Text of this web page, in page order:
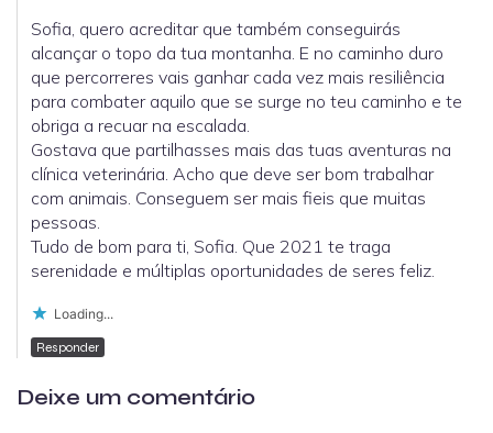
Sofia, quero acreditar que também conseguirás
alcançar o topo da tua montanha. E no caminho duro
que percorreres vais ganhar cada vez mais resiliência
para combater aquilo que se surge no teu caminho e te
obriga a recuar na escalada.
Gostava que partilhasses mais das tuas aventuras na
clínica veterinária. Acho que deve ser bom trabalhar
com animais. Conseguem ser mais fieis que muitas
pessoas.
Tudo de bom para ti, Sofia. Que 2021 te traga
serenidade e múltiplas oportunidades de seres feliz.
Loading...
Responder
Deixe um comentário